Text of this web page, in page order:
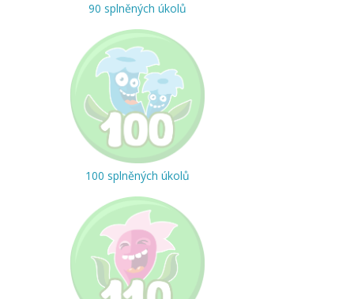
90 splněných úkolů
100 splněných úkolů